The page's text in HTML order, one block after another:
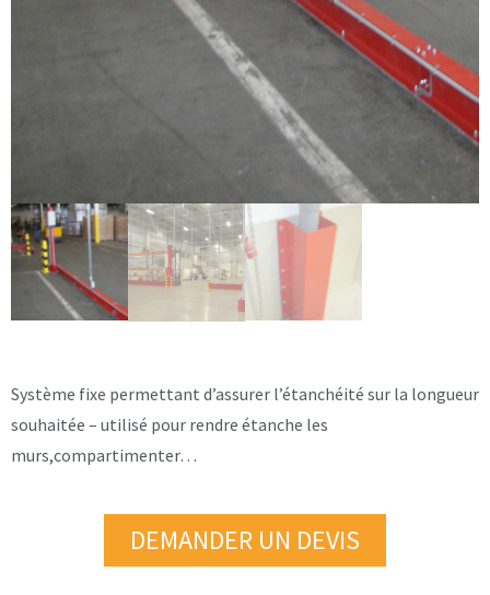
Système fixe permettant d’assurer l’étanchéité sur la longueur
souhaitée – utilisé pour rendre étanche les
murs,compartimenter…
DEMANDER UN DEVIS